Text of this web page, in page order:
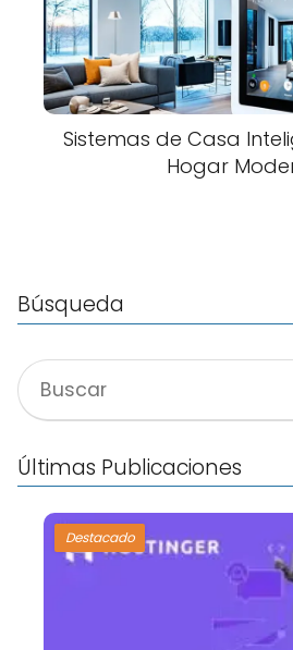
Sistemas de Casa
Hogar
Búsqueda
Últimas Publicaciones
Destacado